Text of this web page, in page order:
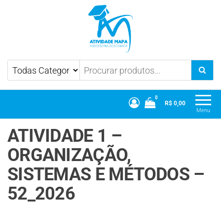
Atividade Mapa Mapa UniCesumar
Menu
0
R$ 0,00
ATIVIDADE 1 –
ORGANIZAÇÃO,
SISTEMAS E MÉTODOS –
52_2026